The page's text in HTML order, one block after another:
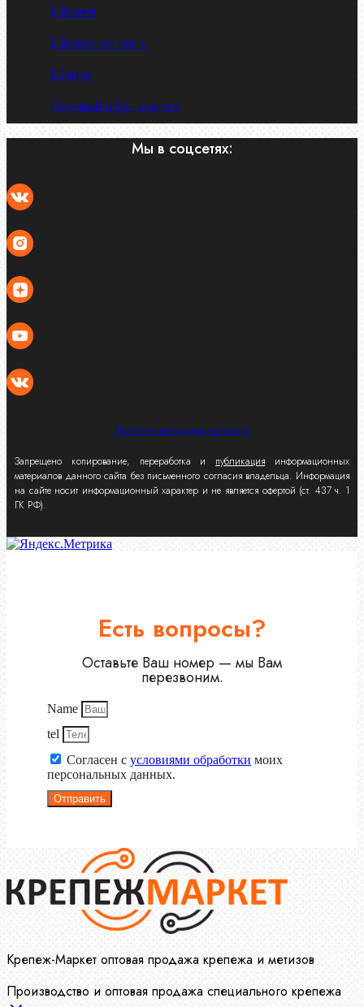
Шпонки
Шпоночная сталь
Штифты
Латунный и бр. крепеж
Мы в соцсетях:
Политика конфиденциальности
Запрещено копирование, переработка и публикация информационных
материалов данного сайта без письменного согласия владельца. Информация
на сайте носит информационный характер и не является офертой (ст. 437 ч. 1
ГК РФ).
Есть вопросы?
Оставьте Ваш номер — мы Вам
перезвоним.
Name
tel
Согласен с условиями обработки моих
персональных данных.
Отправить
Крепеж-Маркет оптовая продажа крепежа и метизов
Производство и оптовая продажа специального крепежа